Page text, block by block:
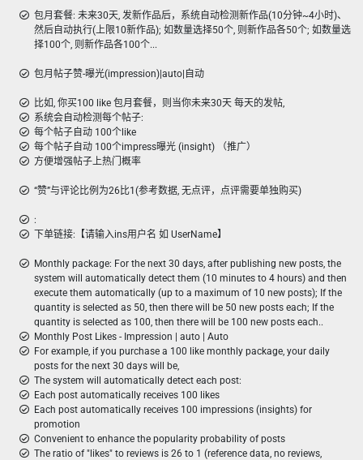
包月套餐: 未来30天, 发新作品后，系统自动检测新作品(10分钟~4小时)、
然后自动执行(上限10新作品); 如数量选择50个, 则新作品各50个; 如数量选
择100个, 则新作品各100个...
包月帖子赞-曝光(impression)|auto|自动
比如, 你买100 like 包月套餐，则当你未来30天 每天的发帖,
系统会自动检测每个帖子:
每个帖子自动 100个like
每个帖子自动 100个impress曝光 (insight) （推广）
方便增强帖子上热门概率
“赞”与评论比例为26比1(参考数据, 无点评，点评需要单独购买)
:
下单链接:【请输入ins用户名 如 UserName】
Monthly package: For the next 30 days, after publishing new posts, the
system will automatically detect them (10 minutes to 4 hours) and then
execute them automatically (up to a maximum of 10 new posts); If the
quantity is selected as 50, then there will be 50 new posts each; If the
quantity is selected as 100, then there will be 100 new posts each..
Monthly Post Likes - Impression | auto | Auto
For example, if you purchase a 100 like monthly package, your daily
posts for the next 30 days will be,
The system will automatically detect each post:
Each post automatically receives 100 likes
Each post automatically receives 100 impressions (insights) for
promotion
Convenient to enhance the popularity probability of posts
The ratio of "likes" to reviews is 26 to 1 (reference data, no reviews,